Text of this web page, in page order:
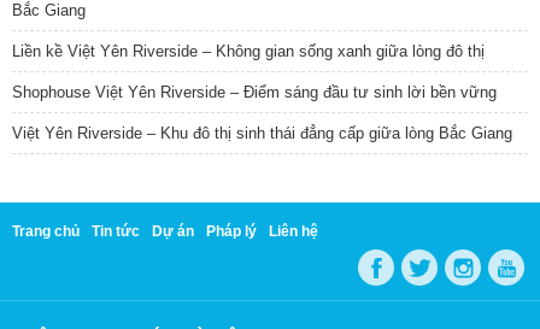
Bắc Giang
Liền kề Việt Yên Riverside – Không gian sống xanh giữa lòng đô thị
Shophouse Việt Yên Riverside – Điểm sáng đầu tư sinh lời bền vững
Việt Yên Riverside – Khu đô thị sinh thái đẳng cấp giữa lòng Bắc Giang
Trang chủ Tin tức Dự án Pháp lý Liên hệ